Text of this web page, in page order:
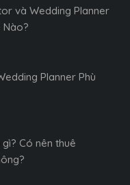
và Wedding Planner
Nào?
Planner Phù
Có nên thuê